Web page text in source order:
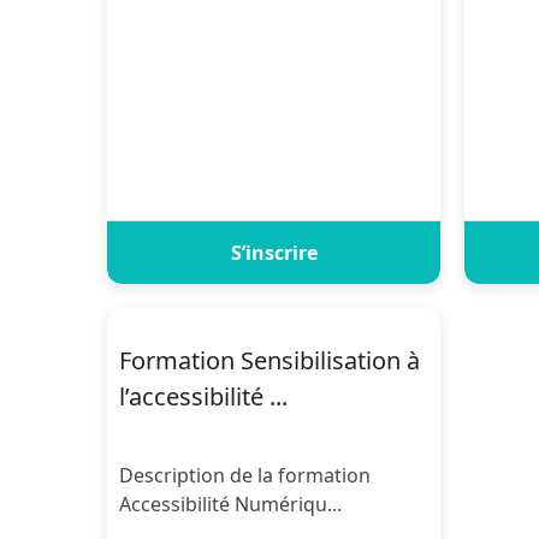
S’inscrire
Formation Sensibilisation à
l’accessibilité ...
Description de la formation
Accessibilité Numériqu...